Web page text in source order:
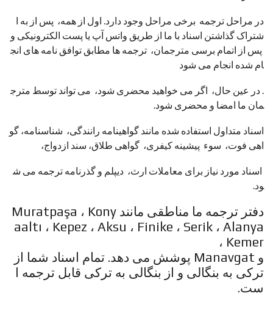
در مراحل ترجمه برخی مراحل وجود دارد. اول از همه، پس از به ا
شتراک گذاشتن اسناد با ما از طریق واتس آپ یا پست الکترونیکی و
پس از اتمام برسی مترجمان، ترجمه ها مطابق توافق نامه های انج
ام شده انجام می شود
. در عین حال، اگر می خواهید محضری شود، می تواند توسط مترج
مان ما امضا و محضری شود.
اسناد متداول استفاده شده مانند گواهینامه رانندگی، شناسنامه، گو
اهی فوت، سوء پیشینه کیفری، گواهی طلاق، سند ازدواج،
اسناد مورد نیاز برای معاملات ارث، دیپلم و گذرنامه ترجمه می ش
ود.
دفتر ترجمه ما مناطقی مانند Muratpaşa ، Kony
aaltı ، Kepez ، Aksu ، Finike ، Serik ، Alanya
، Kemer
و Manavgat پوشش می دهد. تمام اسناد شما از
ترکی به بنگالی و از بنگالی به ترکی قابل ترجمه ا
ست.